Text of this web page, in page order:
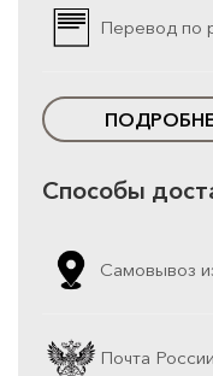
Перевод по
Способы
Самовывоз
Почта России